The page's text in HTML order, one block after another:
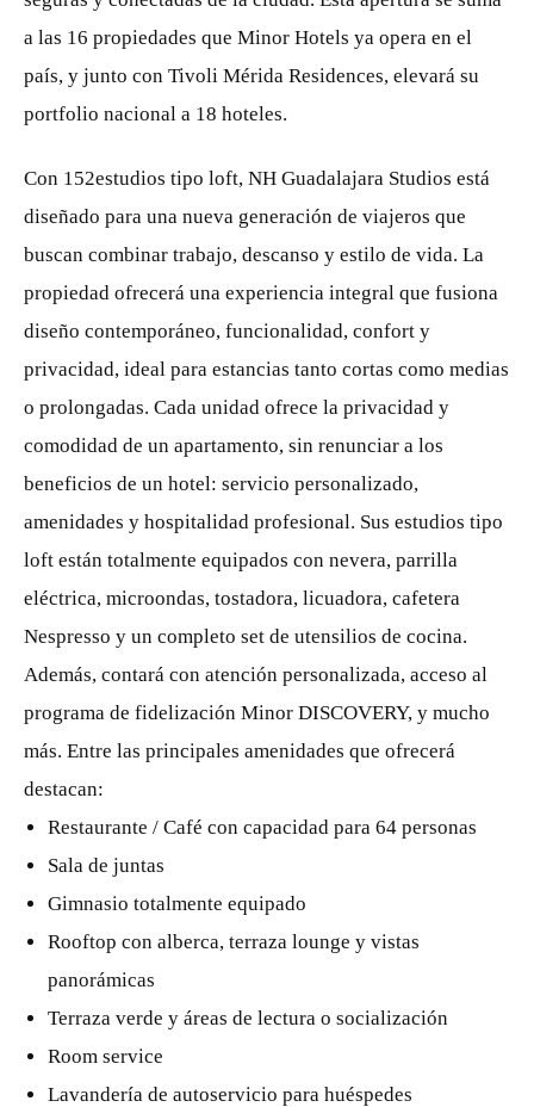
a las 16 propiedades que Minor Hotels ya opera en el
país, y junto con Tivoli Mérida Residences, elevará su
portfolio nacional a 18 hoteles.
Con 152estudios tipo loft, NH Guadalajara Studios está
diseñado para una nueva generación de viajeros que
buscan combinar trabajo, descanso y estilo de vida. La
propiedad ofrecerá una experiencia integral que fusiona
diseño contemporáneo, funcionalidad, confort y
privacidad, ideal para estancias tanto cortas como medias
o prolongadas. Cada unidad ofrece la privacidad y
comodidad de un apartamento, sin renunciar a los
beneficios de un hotel: servicio personalizado,
amenidades y hospitalidad profesional. Sus estudios tipo
loft están totalmente equipados con nevera, parrilla
eléctrica, microondas, tostadora, licuadora, cafetera
Nespresso y un completo set de utensilios de cocina.
Además, contará con atención personalizada, acceso al
programa de fidelización Minor DISCOVERY, y mucho
más. Entre las principales amenidades que ofrecerá
destacan:
Restaurante / Café con capacidad para 64 personas
Sala de juntas
Gimnasio totalmente equipado
Rooftop con alberca, terraza lounge y vistas
panorámicas
Terraza verde y áreas de lectura o socialización
Room service
Lavandería de autoservicio para huéspedes